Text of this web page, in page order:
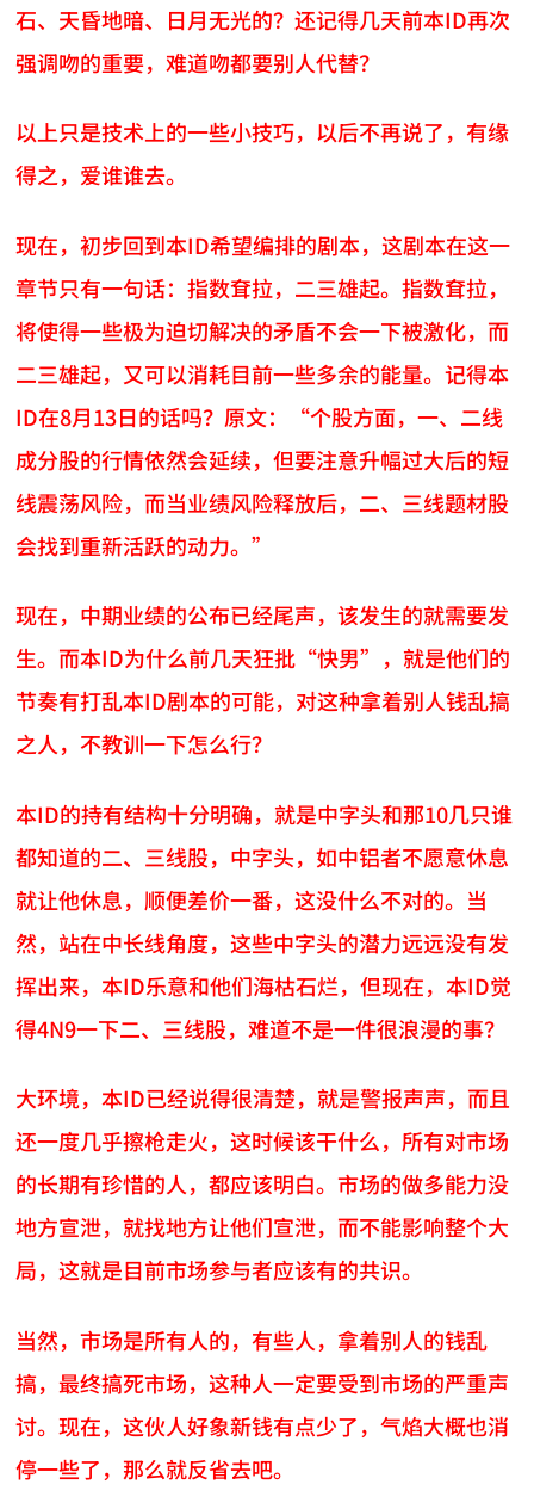
石、天昏地暗、日月无光的？还记得几天前本ID再次
强调吻的重要，难道吻都要别人代替？
以上只是技术上的一些小技巧，以后不再说了，有缘
得之，爱谁谁去。
现在，初步回到本ID希望编排的剧本，这剧本在这一
章节只有一句话：指数耷拉，二三雄起。指数耷拉，
将使得一些极为迫切解决的矛盾不会一下被激化，而
二三雄起，又可以消耗目前一些多余的能量。记得本
ID在8月13日的话吗？原文：“个股方面，一、二线
成分股的行情依然会延续，但要注意升幅过大后的短
线震荡风险，而当业绩风险释放后，二、三线题材股
会找到重新活跃的动力。”
现在，中期业绩的公布已经尾声，该发生的就需要发
生。而本ID为什么前几天狂批“快男”，就是他们的
节奏有打乱本ID剧本的可能，对这种拿着别人钱乱搞
之人，不教训一下怎么行？
本ID的持有结构十分明确，就是中字头和那10几只谁
都知道的二、三线股，中字头，如中铝者不愿意休息
就让他休息，顺便差价一番，这没什么不对的。当
然，站在中长线角度，这些中字头的潜力远远没有发
挥出来，本ID乐意和他们海枯石烂，但现在，本ID觉
得4N9一下二、三线股，难道不是一件很浪漫的事？
大环境，本ID已经说得很清楚，就是警报声声，而且
还一度几乎擦枪走火，这时候该干什么，所有对市场
的长期有珍惜的人，都应该明白。市场的做多能力没
地方宣泄，就找地方让他们宣泄，而不能影响整个大
局，这就是目前市场参与者应该有的共识。
当然，市场是所有人的，有些人，拿着别人的钱乱
搞，最终搞死市场，这种人一定要受到市场的严重声
讨。现在，这伙人好象新钱有点少了，气焰大概也消
停一些了，那么就反省去吧。